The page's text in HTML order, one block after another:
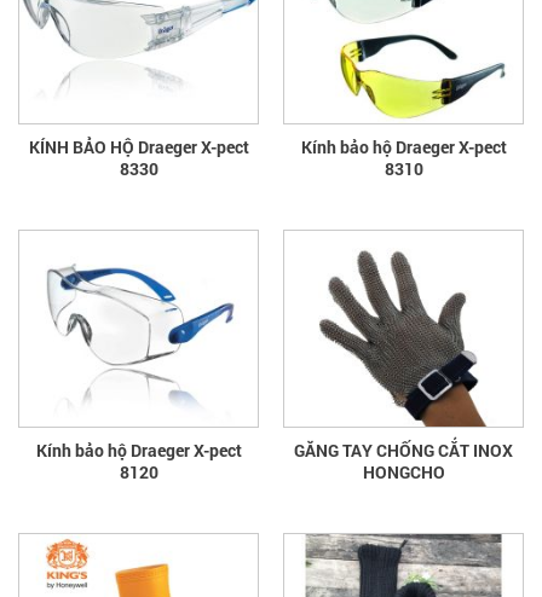
KÍNH BẢO HỘ Draeger X-pect
8330
Kính bảo hộ Draeger X-pect
8310
Kính bảo hộ Draeger X-pect
8120
GĂNG TAY CHỐNG CẮT INOX
HONGCHO